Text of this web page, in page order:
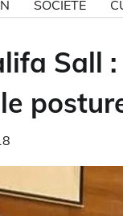
SOCIETE
Sall